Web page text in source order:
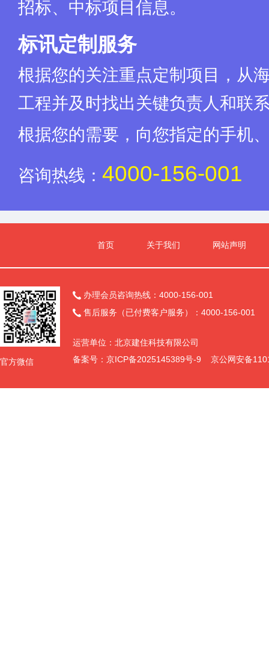
招标、中标项目信息。
标讯定制服务
根据您的关注重点定制项目，从
工程并及时找出关键负责人和联
根据您的需要，向您指定的手机
咨询热线： 4000-156-001
首页 关于我们 网站声明
官方微信
 办理会员咨询热线：4000-156-001
 售后服务（已付费客户服务）：4000-156-001
运营单位：北京建住科技有限公司
备案号： 京ICP备2025145389号-9 京公网安备